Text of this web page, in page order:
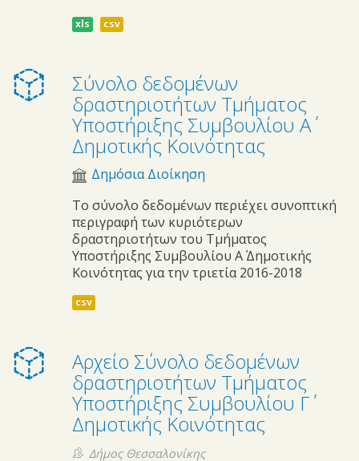
xls csv
Σύνολο δεδομένων
δραστηριοτήτων Τμήματος
Υποστήριξης Συμβουλίου Α΄
Δημοτικής Κοινότητας
Δημόσια Διοίκηση
Το σύνολο δεδομένων περιέχει συνοπτική
περιγραφή των κυριότερων
δραστηριοτήτων του Τμήματος
Υποστήριξης Συμβουλίου Α΄ Δημοτικής
Κοινότητας για την τριετία 2016-2018
csv
Αρχείο Σύνολο δεδομένων
δραστηριοτήτων Τμήματος
Υποστήριξης Συμβουλίου Γ΄
Δημοτικής Κοινότητας
Δήμος Θεσσαλονίκης